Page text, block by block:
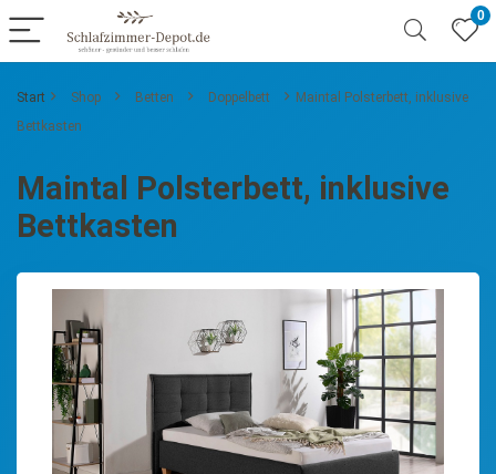
0
Start Shop Betten Doppelbett
Maintal Polsterbett, inklusive
Bettkasten
Maintal Polsterbett, inklusive
Bettkasten